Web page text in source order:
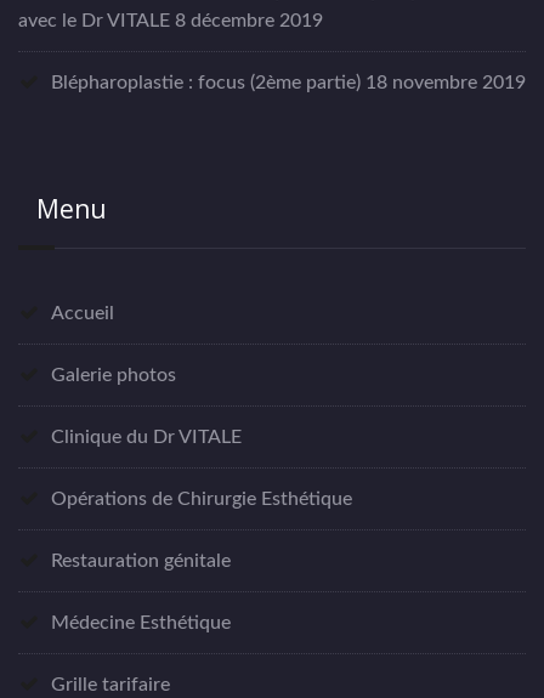
avec le Dr VITALE 8 décembre 2019
Blépharoplastie : focus (2ème partie) 18 novembre 2019
Menu
Accueil
Galerie photos
Clinique du Dr VITALE
Opérations de Chirurgie Esthétique
Restauration génitale
Médecine Esthétique
Grille tarifaire